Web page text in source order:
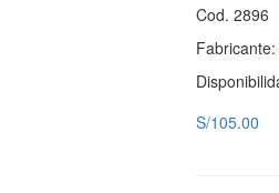
Cod. 2896
Fabricante:
S/105.00